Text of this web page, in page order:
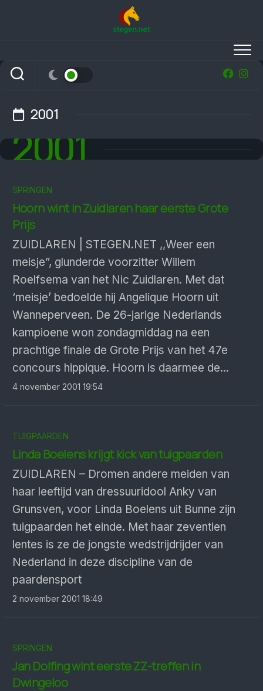
2001
2001
SPRINGEN
Hoorn wint in Zuidlaren haar eerste Grote
Prijs
ZUIDLAREN | STEGEN.NET ,,Weer een
meisje”, glunderde voorzitter Willem
Roelfsema van het Nic Zuidlaren. Met dat
‘meisje’ bedoelde hij Angelique Hoorn uit
Wanneperveen. De 26-jarige Nederlands
kampioene won zondagmiddag na een
prachtige finale de Grote Prijs van het 47e
concours hippique. Hoorn is daarmee de...
4 november 2001 19:54
TUIGPAARDEN
Linda Boelens krijgt kick van tuigpaarden
ZUIDLAREN – Dromen andere meiden van
haar leeftijd van dressuuridool Anky van
Grunsven, voor Linda Boelens uit Bunne zijn
tuigpaarden het einde. Met haar zeventien
lentes is ze de jongste wedstrijdrijder van
Nederland in deze discipline van de
paardensport
2 november 2001 18:49
SPRINGEN
Jan Dolfing wint eerste ZZ-treffen in
Dwingeloo